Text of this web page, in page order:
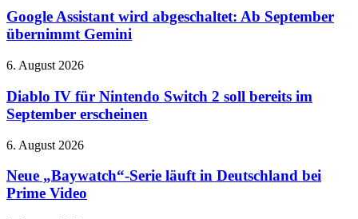
wird
abgeschaltet:
Ab
übernimmt
Google Assistant wird abgeschaltet: Ab September
übernimmt Gemini
Diablo
für
Nintendo
Switch
soll
im
September
6. August 2026
Diablo IV für Nintendo Switch 2 soll bereits im
September erscheinen
Neue
Serie
läuft
in
6. August 2026
Neue „Baywatch“-Serie läuft in Deutschland bei
Prime Video